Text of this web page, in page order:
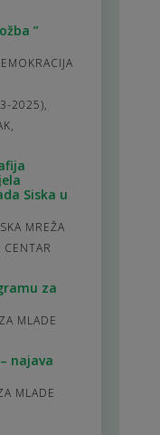
”
2025),
,
Siska u
MREŽA
za
MLADE
najava
MLADE